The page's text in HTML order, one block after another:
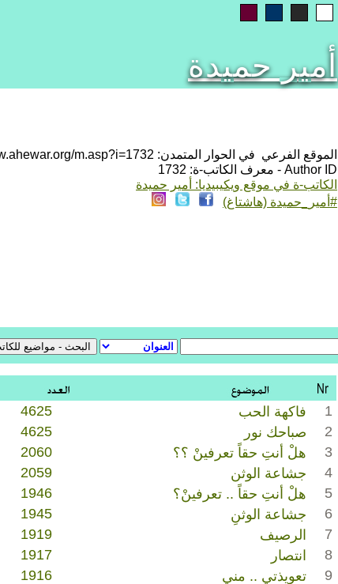
أمير حميدة
الموقع الفرعي في الحوار المتمدن: https://www.ahewar.org/m.asp?i=1732
Author ID - معرف الكاتب-ة: 1732
الكاتب-ة في موقع ويكيبيديا: أمير حميدة
#أمير_حميدة (هاشتاغ)
4625 فاكهة الحب
1
4625 صباحك نور
2
2060 هلْ أنتِ حقاً تعرفينْ ؟؟
3
2059 جشاعة الوثن
4
1946 هلْ أنتِ حقاً .. تعرفينْ؟
5
1945 جشاعة الوثنِ
6
1919 الرصيف
7
1917 انتصار
8
1916 تعويذتي .. مني
9